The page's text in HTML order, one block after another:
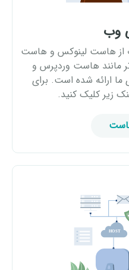
وب
از هاست لینوکس و هاست
مانند هاست وردپرس و
ارائه شده است. برای
زیر کلیک کنید.